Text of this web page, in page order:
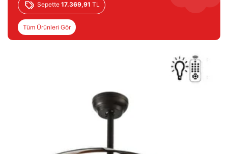
Sepette 17.369,91 TL
Tüm Ürünleri Gör